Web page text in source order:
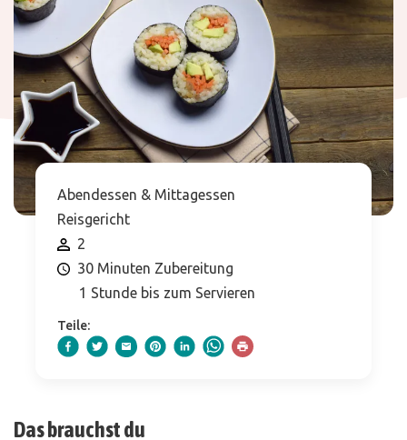
Abendessen & Mittagessen
Reisgericht
2
30 Minuten Zubereitung
1 Stunde bis zum Servieren
Teile:
Das brauchst du